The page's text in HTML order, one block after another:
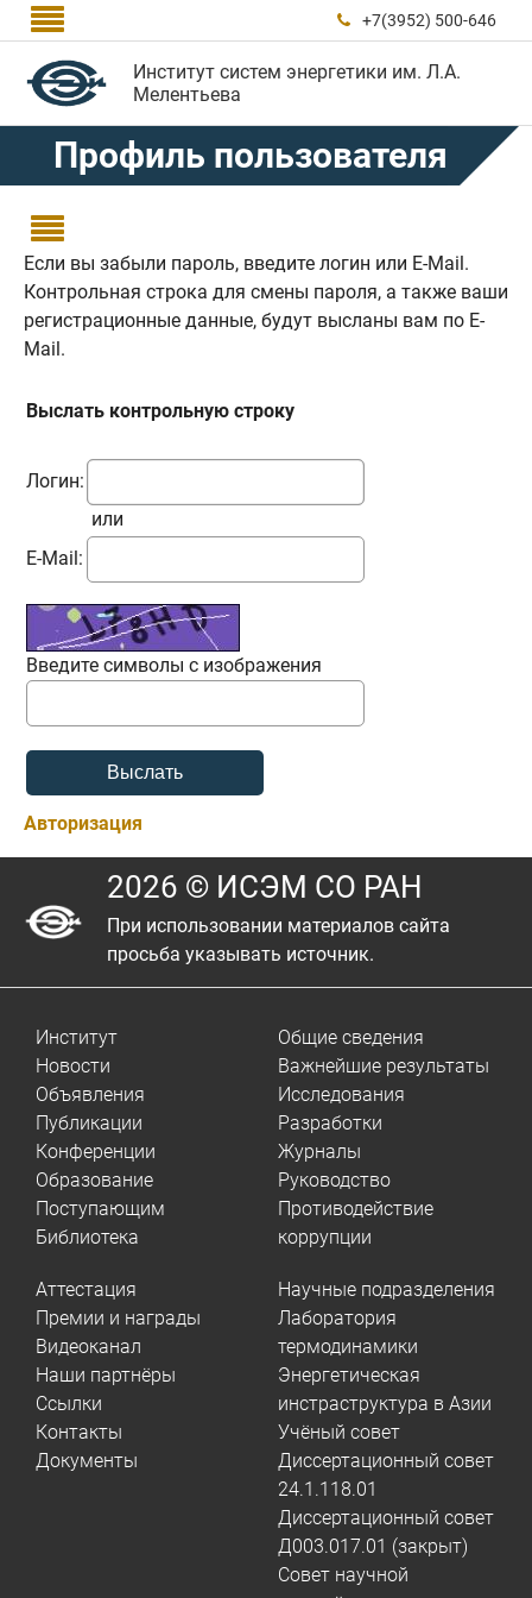
  +7(3952) 500-646
Институт систем энергетики им. Л.А.
Мелентьева
Профиль пользователя

Если вы забыли пароль, введите логин или E-Mail.
Контрольная строка для смены пароля, а также ваши
регистрационные данные, будут высланы вам по E-
Mail.
Выслать контрольную строку
Логин:
или
E-Mail:
Введите символы с изображения
Авторизация
2026 © ИСЭМ СО РАН
При использовании материалов сайта
просьба указывать источник.
Институт
Новости
Объявления
Публикации
Конференции
Образование
Поступающим
Библиотека
Общие сведения
Важнейшие результаты
Исследования
Разработки
Журналы
Руководство
Противодействие
коррупции
Аттестация
Премии и награды
Видеоканал
Наши партнёры
Ссылки
Контакты
Документы
Научные подразделения
Лаборатория
термодинамики
Энергетическая
инстраструктура в Азии
Учёный совет
Диссертационный совет
24.1.118.01
Диссертационный совет
Д003.017.01 (закрыт)
Совет научной